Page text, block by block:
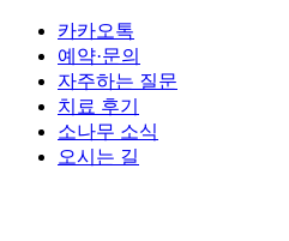
카카오톡
예약·문의
자주하는 질문
치료 후기
소나무 소식
오시는 길